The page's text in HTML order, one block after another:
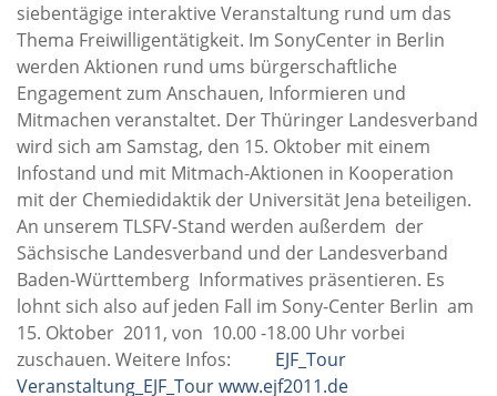
siebentägige interaktive Veranstaltung rund um das
Thema Freiwilligentätigkeit. Im SonyCenter in Berlin
werden Aktionen rund ums bürgerschaftliche
Engagement zum Anschauen, Informieren und
Mitmachen veranstaltet. Der Thüringer Landesverband
wird sich am Samstag, den 15. Oktober mit einem
Infostand und mit Mitmach-Aktionen in Kooperation
mit der Chemiedidaktik der Universität Jena beteiligen.
An unserem TLSFV-Stand werden außerdem der
Sächsische Landesverband und der Landesverband
Baden-Württemberg Informatives präsentieren. Es
lohnt sich also auf jeden Fall im Sony-Center Berlin am
15. Oktober 2011, von 10.00 -18.00 Uhr vorbei
zuschauen. Weitere Infos: EJF_Tour
Veranstaltung_EJF_Tourwww.ejf2011.de